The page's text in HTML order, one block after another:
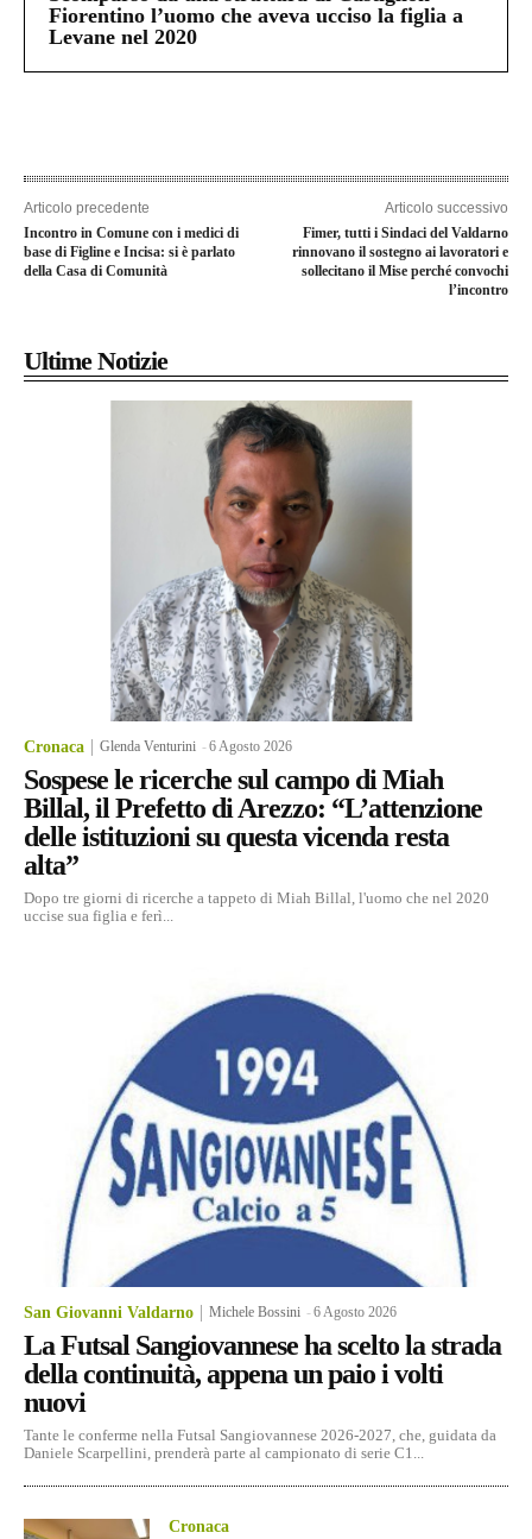
Fiorentino l’uomo che aveva ucciso la figlia a
Levane nel 2020
Articolo precedente
Incontro in Comune con i medici di
base di Figline e Incisa: si è parlato
della Casa di Comunità
Articolo successivo
Fimer, tutti i Sindaci del Valdarno
rinnovano il sostegno ai lavoratori e
sollecitano il Mise perché convochi
l’incontro
Ultime Notizie
Cronaca Glenda Venturini -6 Agosto 2026
Sospese le ricerche sul campo di Miah
Billal, il Prefetto di Arezzo: “L’attenzione
delle istituzioni su questa vicenda resta
alta”
Dopo tre giorni di ricerche a tappeto di Miah Billal, l'uomo che nel 2020
uccise sua figlia e ferì...
San Giovanni Valdarno Michele Bossini -6 Agosto 2026
La Futsal Sangiovannese ha scelto la strada
della continuità, appena un paio i volti
nuovi
Tante le conferme nella Futsal Sangiovannese 2026-2027, che, guidata da
Daniele Scarpellini, prenderà parte al campionato di serie C1...
Cronaca